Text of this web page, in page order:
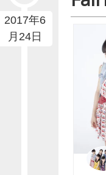
2017年6
月24日